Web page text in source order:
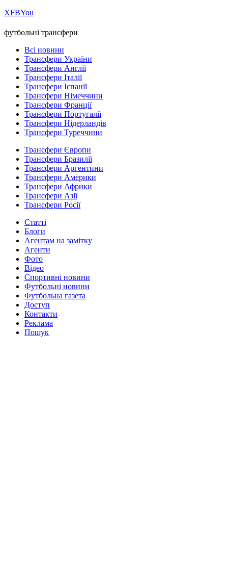
ХFBYou
футбольні трансфери
Всі новини
Трансфери України
Трансфери Англії
Трансфери Італії
Трансфери Іспанії
Трансфери Німеччини
Трансфери Франції
Трансфери Португалії
Трансфери Нідерландів
Трансфери Туреччини
Трансфери Європи
Трансфери Бразилії
Трансфери Аргентини
Трансфери Америки
Трансфери Африки
Трансфери Азії
Трансфери Росії
Статті
Блоги
Агентам на замітку
Агенти
Фото
Відео
Спортивні новини
Футбольні новини
Футбольна газета
Доступ
Контакти
Реклама
Пошук